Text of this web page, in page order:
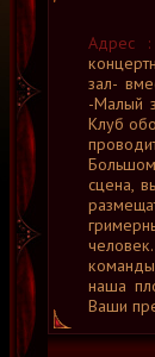
Адрес :
зал-
-Малый
Клуб
сцена,
наша
Ваши